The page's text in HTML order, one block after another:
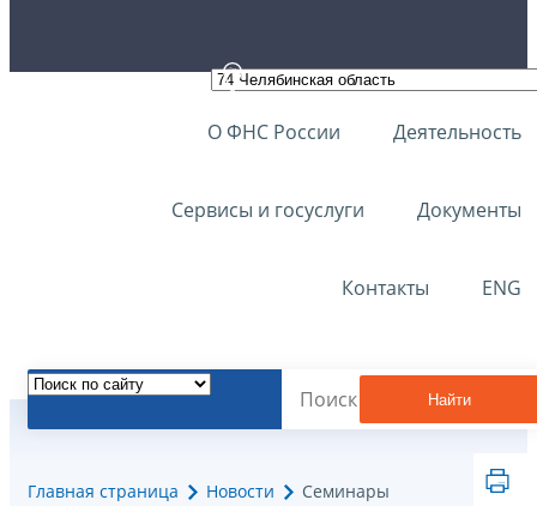
О ФНС России Деятельность
Сервисы и госуслуги Документы
Контакты ENG
Найти
Главная страница Новости Семинары